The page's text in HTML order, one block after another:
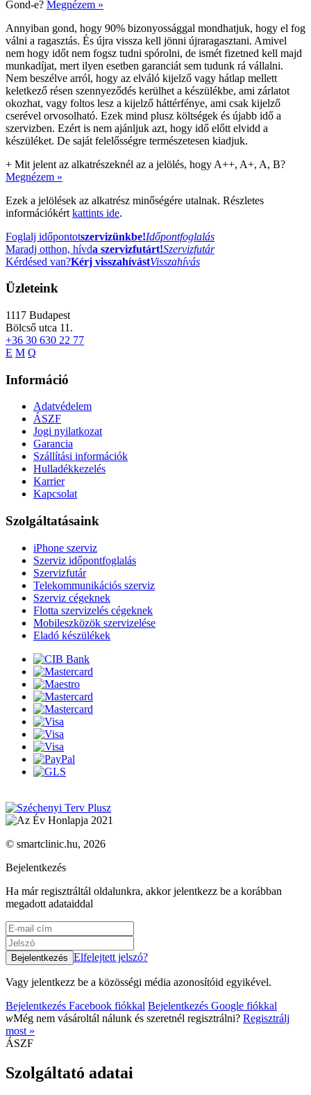
Gond-e? Megnézem »
Annyiban gond, hogy 90% bizonyossággal mondhatjuk, hogy el fog
válni a ragasztás. És újra vissza kell jönni újraragasztani. Amivel
nem hogy időt nem fogsz tudni spórolni, de ismét fizetned kell majd
munkadíjat, mert ilyen esetben garanciát sem tudunk rá vállalni.
Nem beszélve arról, hogy az elváló kijelző vagy hátlap mellett
keletkező résen szennyeződés kerülhet a készülékbe, ami zárlatot
okozhat, vagy foltos lesz a kijelző háttérfénye, ami csak kijelző
cserével orvosolható. Ezek mind plusz költségek és újabb idő a
szervizben. Ezért is nem ajánljuk azt, hogy idő előtt elvidd a
készüléket. De saját felelősségre természetesen kiadjuk.
+ Mit jelent az alkatrészeknél az a jelölés, hogy A++, A+, A, B?
Megnézem »
Ezek a jelölések az alkatrész minőségére utalnak. Részletes
információkért kattints ide.
Foglalj időpontotszervizünkbe!Időpontfoglalás
Maradj otthon, hívda szervizfutárt!Szervizfutár
Kérdésed van?Kérj visszahívástVisszahívás
Üzleteink
1117 Budapest
Bölcső utca 11.
+36 30 630 22 77
E M Q
Információ
Adatvédelem
ÁSZF
Jogi nyilatkozat
Garancia
Szállítási információk
Hulladékkezelés
Karrier
Kapcsolat
Szolgáltatásaink
iPhone szerviz
Szerviz időpontfoglalás
Szervizfutár
Telekommunikációs szerviz
Szerviz cégeknek
Flotta szervizelés cégeknek
Mobileszközök szervizelése
Eladó készülékek
© smartclinic.hu, 2026
Bejelentkezés
Ha már regisztráltál oldalunkra, akkor jelentkezz be a korábban
megadott adataiddal
Elfelejtett jelszó?
Vagy jelentkezz be a közösségi média azonosítóid egyikével.
Bejelentkezés Facebook fiókkal Bejelentkezés Google fiókkal
wMég nem vásároltál nálunk és szeretnél regisztrálni? Regisztrálj
most »
ÁSZF
Szolgáltató adatai